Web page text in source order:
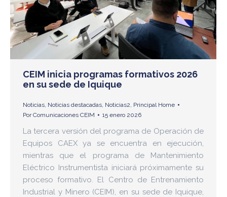
CEIM inicia programas formativos 2026
en su sede de Iquique
Noticias Noticias destacadas Noticias2 Principal Home
PorComunicaciones CEIM 15 enero 2026
La tercera versión del programa de Operación de
Equipos CAEX ya se encuentra en ejecución,
mientras que el programa de Mantenimiento
Eléctrico Instrumentista iniciará próximamente su
proceso formativo. El Centro de Entrenamiento
Industrial y Minero (CEIM), en su sede de Iquique,